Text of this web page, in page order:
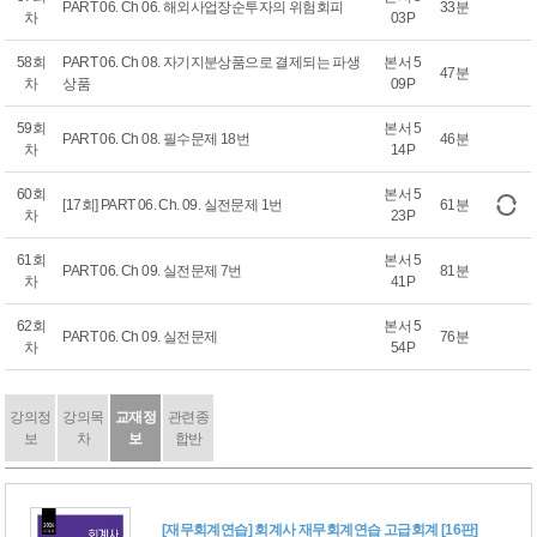
차
PART 06. Ch 06. 해외사업장순투자의 위험회피
03P
33분
58회
차
PART 06. Ch 08. 자기지분상품으로 결제되는 파생
상품
본서 5
09P
47분
59회
차
PART 06. Ch 08. 필수문제 18번
본서 5
14P
46분
60회
차
[17회] PART 06. Ch. 09. 실전문제 1번
본서 5
23P
61분
61회
차
PART 06. Ch 09. 실전문제 7번
본서 5
41P
81분
62회
차
PART 06. Ch 09. 실전문제
본서 5
54P
76분
강의정
보
강의목
차
교재정
보
관련종
합반
[재무회계연습] 회계사 재무회계연습 고급회계 [16판]